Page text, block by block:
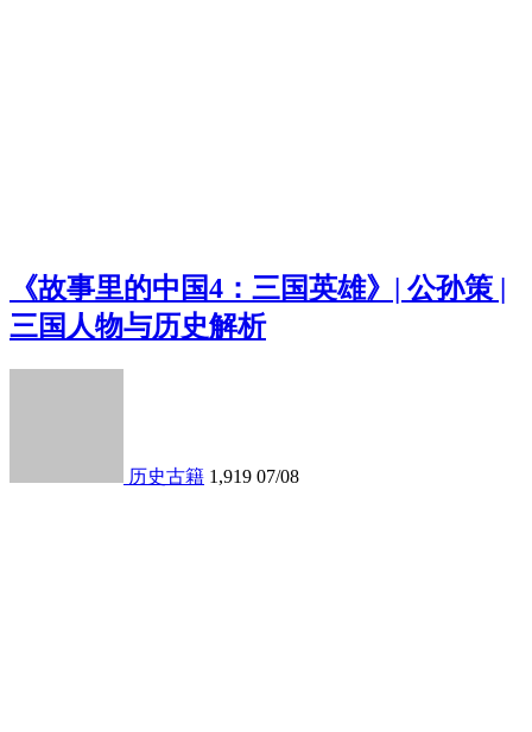
《故事里的中国4：三国英雄》| 公孙策 |
三国人物与历史解析
历史古籍 1,919 07/08